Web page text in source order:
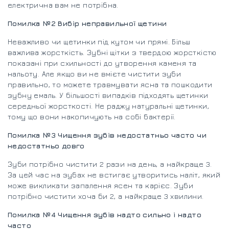
електрична вам не потрібна.
Помилка №2 Вибір неправильної щетини
Неважливо чи щетинки під кутом чи прямі. Більш
важлива жорсткість. Зубні щітки з твердою жорсткістю
показані при схильності до утворення каменя та
нальоту. Але якщо ви не вмієте чистити зуби
правильно, то можете травмувати ясна та пошкодити
зубну емаль. У більшості випадків підходять щетинки
середньої жорсткості. Не раджу натуральні щетинки,
тому що вони накопичують на собі бактерії.
Помилка №3 Чищення зубів недостатньо часто чи
недостатньо довго
Зуби потрібно чистити 2 рази на день, а найкраще 3.
За цей час на зубах не встигає утворитись наліт, який
може викликати запалення ясен та карієс. Зуби
потрібно чистити хоча би 2, а найкраще 3 хвилини.
Помилка №4 Чищення зубів надто сильно і надто
часто